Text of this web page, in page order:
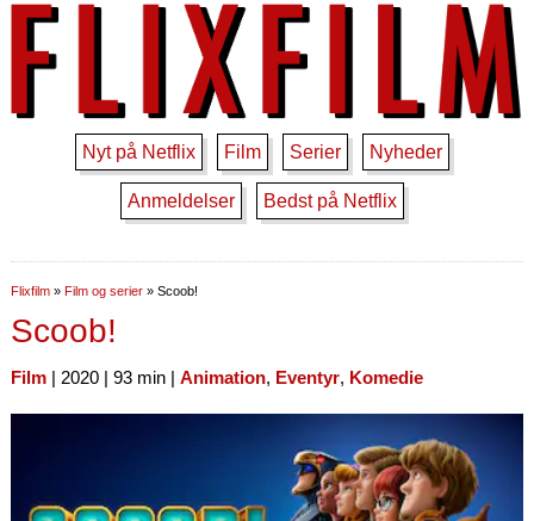
Nyt på Netflix Film Serier Nyheder
Anmeldelser Bedst på Netflix
Flixfilm » Film og serier »Scoob!
Scoob!
Film| 2020 | 93 min | Animation, Eventyr, Komedie